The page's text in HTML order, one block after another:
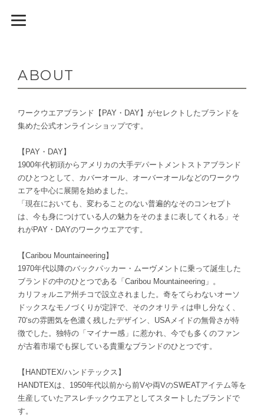
ABOUT
ワークウエアブランド【PAY・DAY】がセレクトしたブランドを
集めた公式オンラインショップです。
【PAY・DAY】
1900年代初頭からアメリカの大手デパートメントストアブランド
のひとつとして、カバーオール、オーバーオールなどのワークウ
エアを中心に展開を始めました。
「現在においても、変わることのない普遍的なそのコンセプト
は、今も身につけている人の魅力をそのままに表してくれる」そ
れがPAY・DAYのワークウエアです。
【Caribou Mountaineering】
1970年代以降のバックパッカー・ムーヴメントに乗って誕生した
ブランドの中のひとつである「Caribou Mountaineering」。
カリフォルニア州チコで設立されました。奇をてらわないオーソ
ドックスなモノづくりが定評で、そのクオリティは申し分なく、
70‘sの雰囲気を色濃く残したデザイン、USAメイドの無骨さが特
徴でした。独特の「マイナー感」に惹かれ、今でも多くのファン
が古着市場でも探している貴重なブランドのひとつです。
【HANDTEX/ハンドテックス】
HANDTEXは、1950年代以前から前Vや両VのSWEATアイテム等を
生産していたアスレチックウエアとしてスタートしたブランドで
す。